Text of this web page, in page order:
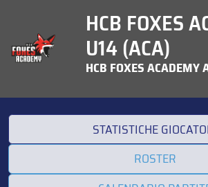
HCB FOXES
U14 (ACA)
HCB FOXES ACADEMY
STATISTICHE
ROSTER